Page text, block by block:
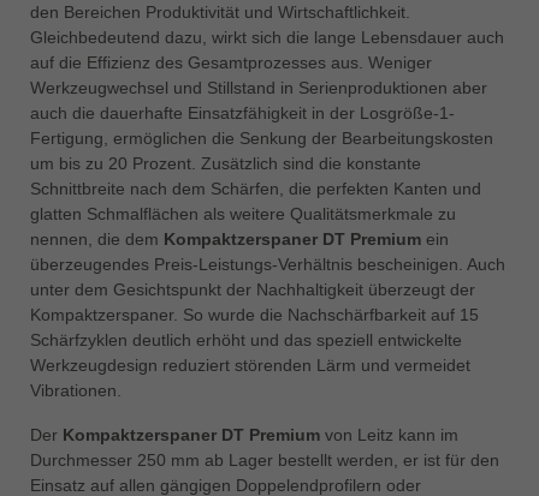
den Bereichen Produktivität und Wirtschaftlichkeit.
Gleichbedeutend dazu, wirkt sich die lange Lebensdauer auch
auf die Effizienz des Gesamtprozesses aus. Weniger
Werkzeugwechsel und Stillstand in Serienproduktionen aber
auch die dauerhafte Einsatzfähigkeit in der Losgröße-1-
Fertigung, ermöglichen die Senkung der Bearbeitungskosten
um bis zu 20 Prozent. Zusätzlich sind die konstante
Schnittbreite nach dem Schärfen, die perfekten Kanten und
glatten Schmalflächen als weitere Qualitätsmerkmale zu
nennen, die dem Kompaktzerspaner DT Premium ein
überzeugendes Preis-Leistungs-Verhältnis bescheinigen. Auch
unter dem Gesichtspunkt der Nachhaltigkeit überzeugt der
Kompaktzerspaner. So wurde die Nachschärfbarkeit auf 15
Schärfzyklen deutlich erhöht und das speziell entwickelte
Werkzeugdesign reduziert störenden Lärm und vermeidet
Vibrationen.
Der Kompaktzerspaner DT Premium von Leitz kann im
Durchmesser 250 mm ab Lager bestellt werden, er ist für den
Einsatz auf allen gängigen Doppelendprofilern oder